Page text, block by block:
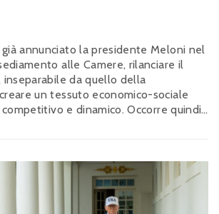
già annunciato la presidente Meloni nel
alle Camere, rilanciare il
da quello della
un tessuto economico-sociale
e dinamico. Occorre quindi
del Talento